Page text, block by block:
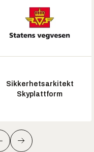
Sikkerhetsarkitekt
Skyplattform